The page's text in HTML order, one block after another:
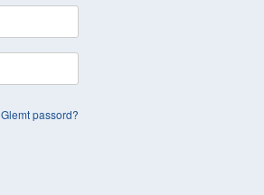
Glemt passord?